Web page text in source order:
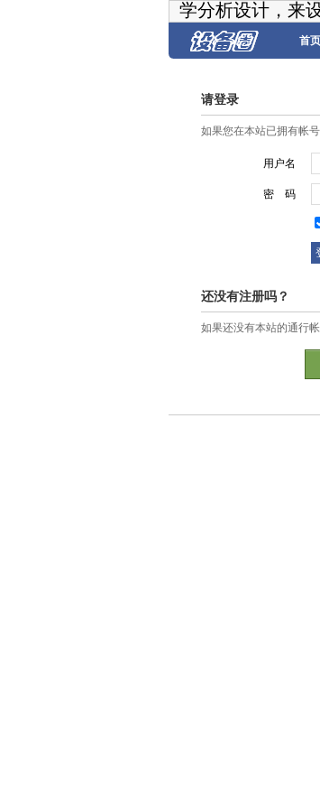
学分析设计，来
首页
请登录
如果您在本站已拥有帐
用户名
密 码
还没有注册吗？
如果还没有本站的通行